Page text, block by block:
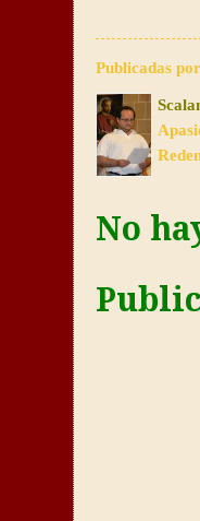
Publicadas por
No